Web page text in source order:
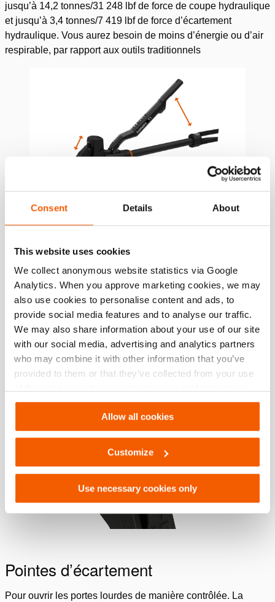
Consent Details About
This website uses cookies
We collect anonymous website statistics via Google
Analytics. When you approve marketing cookies, we may
also use cookies to personalise content and ads, to
provide social media features and to analyse our traffic.
We may also share information about your use of our site
with our social media, advertising and analytics partners
who may combine it with other information that you’ve
provided to them or that they’ve collected from your use
Settings. See ourcookiestatement.
Allow all cookies
Customize
Use necessary cookies only
jusqu’à 14,2 tonnes/31 248 lbf de force de coupe hydraulique
et jusqu’à 3,4 tonnes/7 419 lbf de force d’écartement
hydraulique. Vous aurez besoin de moins d’énergie ou d’air
respirable, par rapport aux outils traditionnels
Lames de découpe et mâchoires
optimisées
Le T1 peut facilement découper les barres d’armature, les
chaînes et les cadenas. Il peut découper des barres rondes
(S235) jusqu’à ø18 mm/0.7 po. Vous pouvez facilement
remplacer les lames de découpe lorsqu’elles sont
endommagées
Pointes d’écartement
Pour ouvrir les portes lourdes de manière contrôlée. La